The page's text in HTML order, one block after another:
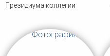
Президиума коллегии